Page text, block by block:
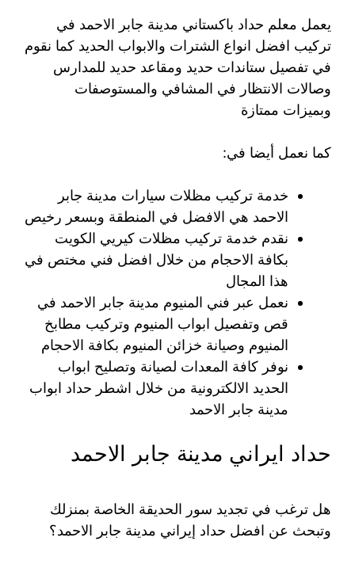
يعمل معلم حداد باكستاني مدينة جابر الاحمد في
تركيب افضل انواع الشترات والابواب الحديد كما نقوم
في تفصيل ستاندات حديد ومقاعد حديد للمدارس
وصالات الانتظار في المشافي والمستوصفات
وبميزات ممتازة
كما نعمل أيضا في:
خدمة تركيب مظلات سيارات مدينة جابر
الاحمد هي الافضل في المنطقة وبسعر رخيص
نقدم خدمة تركيب مظلات كيريي الكويت
بكافة الاحجام من خلال افضل فني مختص في
هذا المجال
نعمل عبر فني المنيوم مدينة جابر الاحمد في
قص وتفصيل ابواب المنيوم وتركيب مطابخ
المنيوم وصيانة خزائن المنيوم بكافة الاحجام
نوفر كافة المعدات لصيانة وتصليح ابواب
الحديد الالكترونية من خلال اشطر حداد ابواب
مدينة جابر الاحمد
حداد ايراني مدينة جابر الاحمد
هل ترغب في تجديد سور الحديقة الخاصة بمنزلك
وتبحث عن افضل حداد إيراني مدينة جابر الاحمد؟